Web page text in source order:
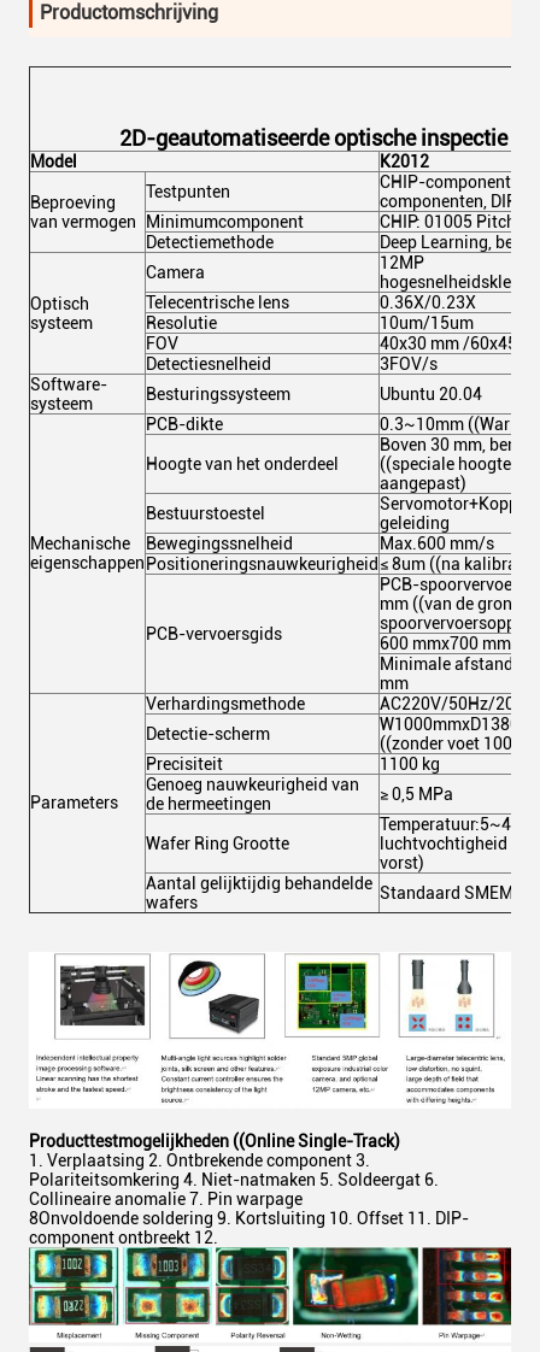
Productomschrijving
2D-geautomatiseerde optische inspectie
Model K2012
Beproeving
van vermogen
Testpunten
CHIP-componenten,
componenten, DIP-
Minimumcomponent
CHIP: 01005
Detectiemethode
Deep Learning,
Optisch
systeem
Camera
12MP
Telecentrische lens
0.36X/0.23X
Resolutie
10um/15um
FOV
40x30 mm /60x45
Detectiesnelheid
3FOV/s
Software-
systeem
Besturingssysteem Ubuntu 20.04
Mechanische
eigenschappen
PCB-dikte 0.3~10mm
Hoogte van het onderdeel
Boven 30 mm,
((speciale hoogte
aangepast)
Bestuurstoestel
geleiding
Bewegingssnelheid
Max.600 mm/s
Positioneringsnauwkeurigheid ≤ 8um ((na
PCB-vervoersgids
PCB-
mm ((van de grond
600 mmx700 mm
Minimale afstand
mm
Parameters
Verhardingsmethode
AC220V/50Hz/
Detectie-scherm
((zonder voet
Precisiteit
1100 kg
Genoeg nauwkeurigheid van
de hermeetingen
≥ 0,5 MPa
Wafer Ring Grootte
luchtvochtigheid
vorst)
Aantal gelijktijdig behandelde
wafers
Standaard SMEMA-
Producttestmogelijkheden ((Online Single-Track)
Verplaatsing 2. Ontbrekende component 3.
Polariteitsomkering 4. Niet-natmaken 5. Soldeergat 6.
Collineaire anomalie 7. Pin warpage
8Onvoldoende soldering 9. Kortsluiting 10. Offset 11. DIP-
component ontbreekt 12.